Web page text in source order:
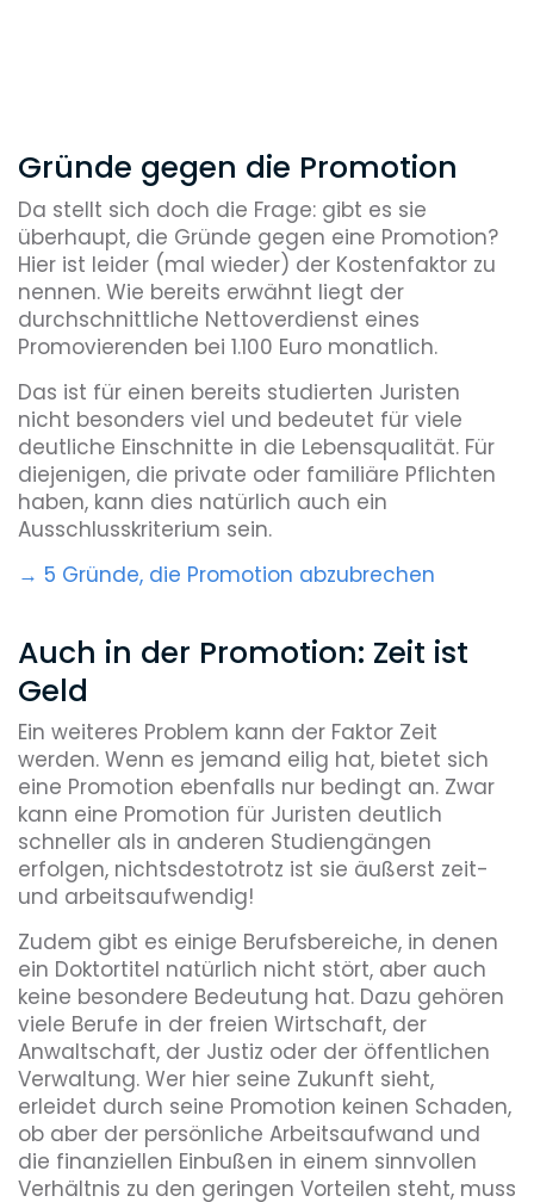
Gründe gegen die Promotion
Da stellt sich doch die Frage: gibt es sie
überhaupt, die Gründe gegen eine Promotion?
Hier ist leider (mal wieder) der Kostenfaktor zu
nennen. Wie bereits erwähnt liegt der
durchschnittliche Nettoverdienst eines
Promovierenden bei 1.100 Euro monatlich.
Das ist für einen bereits studierten Juristen
nicht besonders viel und bedeutet für viele
deutliche Einschnitte in die Lebensqualität. Für
diejenigen, die private oder familiäre Pflichten
haben, kann dies natürlich auch ein
Ausschlusskriterium sein.
→ 5 Gründe, die Promotion abzubrechen
Auch in der Promotion: Zeit ist
Geld
Ein weiteres Problem kann der Faktor Zeit
werden. Wenn es jemand eilig hat, bietet sich
eine Promotion ebenfalls nur bedingt an. Zwar
kann eine Promotion für Juristen deutlich
schneller als in anderen Studiengängen
erfolgen, nichtsdestotrotz ist sie äußerst zeit-
und arbeitsaufwendig!
Zudem gibt es einige Berufsbereiche, in denen
ein Doktortitel natürlich nicht stört, aber auch
keine besondere Bedeutung hat. Dazu gehören
viele Berufe in der freien Wirtschaft, der
Anwaltschaft, der Justiz oder der öffentlichen
Verwaltung. Wer hier seine Zukunft sieht,
erleidet durch seine Promotion keinen Schaden,
ob aber der persönliche Arbeitsaufwand und
die finanziellen Einbußen in einem sinnvollen
Verhältnis zu den geringen Vorteilen steht, muss